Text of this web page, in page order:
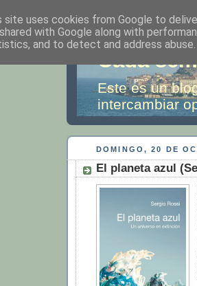
Cada
Este es un
intercambiar
DOMINGO, 20 DE
El planeta azul
site uses cookies from Google to
with Google along with
and to detect and address abuse.